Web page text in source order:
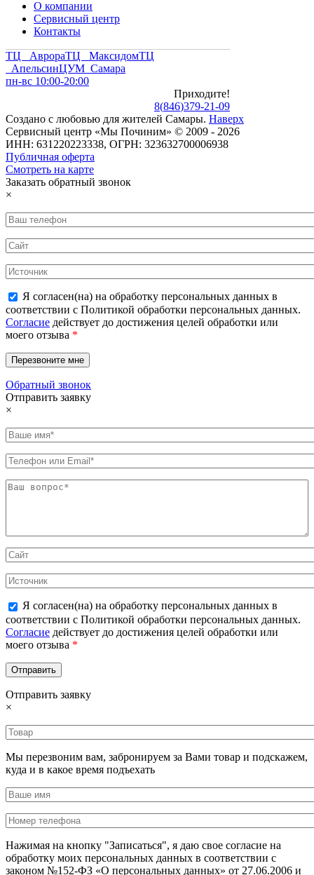
О компании
Сервисный центр
Контакты
ТЦ АврораТЦ МаксидомТЦ
АпельсинЦУМ Самара
пн-вс 10:00-20:00
Приходите!
8(846)379-21-09
Создано с любовью для жителей Самары. Наверх
Сервисный центр «Мы Починим» © 2009 - 2026
ИНН: 631220223338, ОГРН: 323632700006938
Публичная оферта
Смотреть на карте
Заказать обратный звонок
×
Я согласен(на) на обработку персональных данных в
соответствии с Политикой обработки персональных данных.
Согласие действует до достижения целей обработки или
моего отзыва *
Обратный звонок
Отправить заявку
×
Я согласен(на) на обработку персональных данных в
соответствии с Политикой обработки персональных данных.
Согласие действует до достижения целей обработки или
моего отзыва *
Отправить заявку
×
Мы перезвоним вам, забронируем за Вами товар и подскажем,
куда и в какое время подъехать
Нажимая на кнопку "Записаться", я даю свое согласие на
обработку моих персональных данных в соответствии с
законом №152-ФЗ «О персональных данных» от 27.06.2006 и